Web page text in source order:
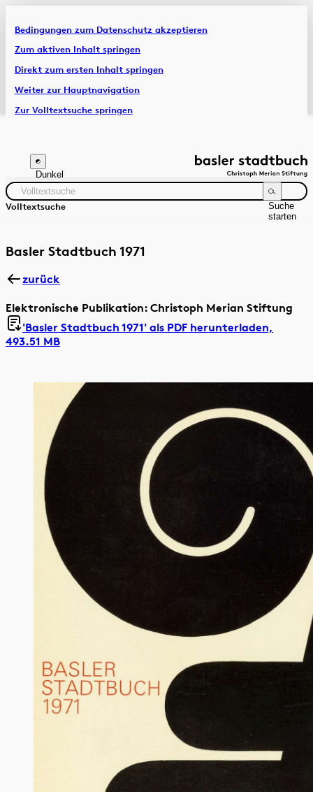
Bedingungen zum Datenschutz akzeptieren
Zum aktiven Inhalt springen
Direkt zum ersten Inhalt springen
Weiter zur Hauptnavigation
Zur Volltextsuche springen
Artikel & Dossiers
Chronik
Dunkel
Volltextsuche
Suche
starten
Zeitraum Autor:in
Basler Stadtbuch 1971
zurück
Elektronische Publikation: Christoph Merian Stiftung
'Basler Stadtbuch 1971' als PDF herunterladen,
493.51 MB